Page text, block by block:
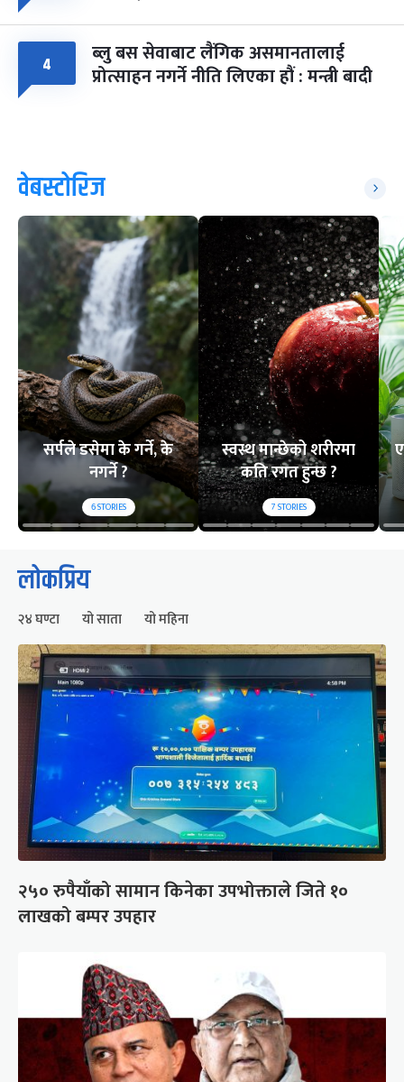
४ ब्लु बस सेवाबाट लैंगिक असमानतालाई
प्रोत्साहन नगर्ने नीति लिएका हौं : मन्त्री बादी
वेबस्टोरिज
सर्पले डसेमा के गर्ने, के
नगर्ने ?
6STORIES
स्वस्थ मान्छेको शरीरमा
कति रगत हुन्छ ?
7STORIES
लोकप्रिय
२४ घण्टा यो साता यो महिना
२५० रुपैयाँको सामान किनेका उपभोक्ताले जिते १०
लाखको बम्पर उपहार